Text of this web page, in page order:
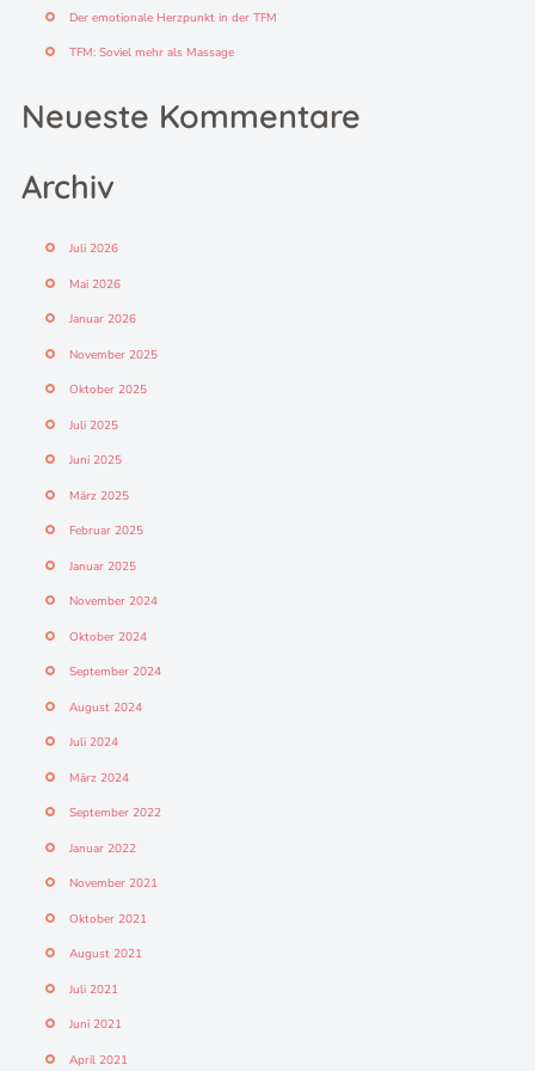
Der emotionale Herzpunkt in der TFM
TFM: Soviel mehr als Massage
Neueste Kommentare
Archiv
Juli 2026
Mai 2026
Januar 2026
November 2025
Oktober 2025
Juli 2025
Juni 2025
März 2025
Februar 2025
Januar 2025
November 2024
Oktober 2024
September 2024
August 2024
Juli 2024
März 2024
September 2022
Januar 2022
November 2021
Oktober 2021
August 2021
Juli 2021
Juni 2021
April 2021